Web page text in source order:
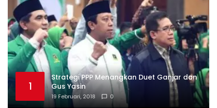
1
Strategi PPP Menangkan Duet Ganjar dan
Gus Yasin
19 Februari, 2018 0